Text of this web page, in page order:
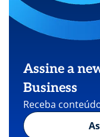
Assine a
Business
Receba